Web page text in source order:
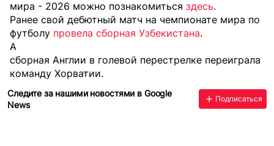
мира - 2026 можно познакомиться здесь.
Ранее свой дебютный матч на чемпионате мира по
футболу провела сборная Узбекистана.
А
сборная Англии в голевой перестрелке переиграла
команду Хорватии.
Следите за нашими новостями в Google
News
Подписаться